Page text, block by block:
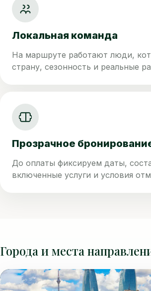
Локальная команда
На маршруте работают люди,
страну, сезонность и реальные
Прозрачное
До оплаты фиксируем даты,
включенные услуги и условия
Города и места